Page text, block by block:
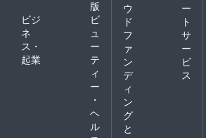
版
ビジ
ネ
ス・
起業
ビ
ュ
ー
テ
ィ
ー
・
ヘ
ル
ウ
ド
フ
ァ
ン
デ
ィ
ン
グ
と
ー
ト
サ
ー
ビ
ス